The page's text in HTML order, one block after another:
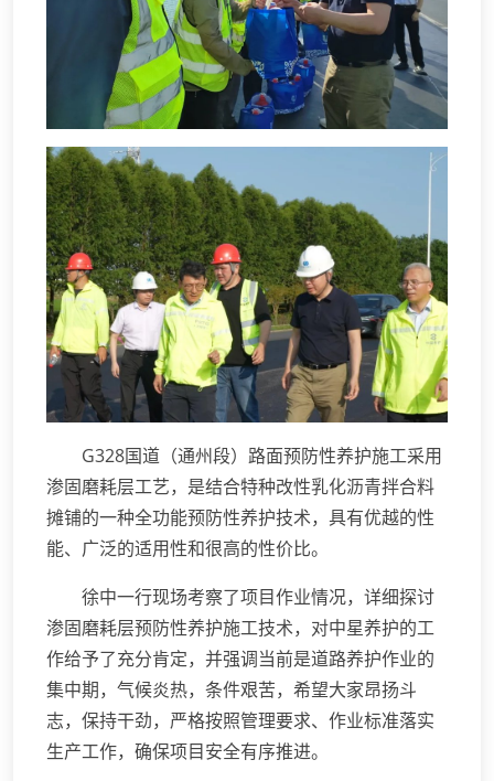
G328国道（通州段）路面预防性养护施工采用
渗固磨耗层工艺，是结合特种改性乳化沥青拌合料
摊铺的一种全功能预防性养护技术，具有优越的性
能、广泛的适用性和很高的性价比。
徐中一行现场考察了项目作业情况，详细探讨
渗固磨耗层预防性养护施工技术，对中星养护的工
作给予了充分肯定，并强调当前是道路养护作业的
集中期，气候炎热，条件艰苦，希望大家昂扬斗
志，保持干劲，严格按照管理要求、作业标准落实
生产工作，确保项目安全有序推进。